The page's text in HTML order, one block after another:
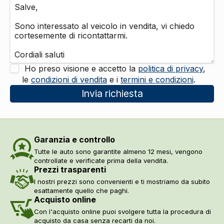
Pacchetto
Poggiatesta
Poggiatesta regolabili
Abs
DI SERIE
Airbag guida
DI SERIE
Airbag laterali
DI SERIE
Controllo della trazione
DI SERIE
Controllo della stabilità
DI SERIE
Indicatore pressione pneumatici
Retrovisore interno anabbagliante
DI SERIE
Sistema di protezione urto pedoni
Sistema di riconoscimento stanchezza guidatore
Assistente alla frenata
DI SERIE
Assistente per partenze in salita
Fissaggi isofix
DI SERIE
Freni a disco autoventilanti
Ho preso visione e accetto la politica di privacy,
le condizioni di vendita e i termini e condizioni.
Invia richiesta
Garanzia e controllo
Tutte le auto sono garantite almeno 12 mesi, vengono
controllate e verificate prima della vendita.
Prezzi trasparenti
I nostri prezzi sono convenienti e ti mostriamo da subito
esattamente quello che paghi.
Acquisto online
Con l'acquisto online puoi svolgere tutta la procedura di
acquisto da casa senza recarti da noi.